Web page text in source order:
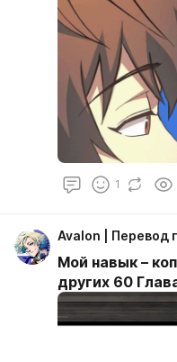
1
Avalon | Перевод
Мой навык –
других 60